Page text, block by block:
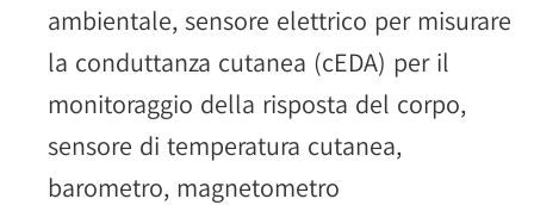
ambientale, sensore elettrico per misurare
la conduttanza cutanea (cEDA) per il
monitoraggio della risposta del corpo,
sensore di temperatura cutanea,
barometro, magnetometro